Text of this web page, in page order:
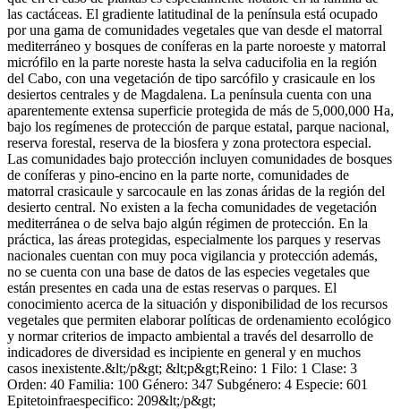
las cactáceas. El gradiente latitudinal de la península está ocupado
por una gama de comunidades vegetales que van desde el matorral
mediterráneo y bosques de coníferas en la parte noroeste y matorral
micrófilo en la parte noreste hasta la selva caducifolia en la región
del Cabo, con una vegetación de tipo sarcófilo y crasicaule en los
desiertos centrales y de Magdalena. La península cuenta con una
aparentemente extensa superficie protegida de más de 5,000,000 Ha,
bajo los regímenes de protección de parque estatal, parque nacional,
reserva forestal, reserva de la biosfera y zona protectora especial.
Las comunidades bajo protección incluyen comunidades de bosques
de coníferas y pino-encino en la parte norte, comunidades de
matorral crasicaule y sarcocaule en las zonas áridas de la región del
desierto central. No existen a la fecha comunidades de vegetación
mediterránea o de selva bajo algún régimen de protección. En la
práctica, las áreas protegidas, especialmente los parques y reservas
nacionales cuentan con muy poca vigilancia y protección además,
no se cuenta con una base de datos de las especies vegetales que
están presentes en cada una de estas reservas o parques. El
conocimiento acerca de la situación y disponibilidad de los recursos
vegetales que permiten elaborar políticas de ordenamiento ecológico
y normar criterios de impacto ambiental a través del desarrollo de
indicadores de diversidad es incipiente en general y en muchos
casos inexistente.&lt;/p&gt; &lt;p&gt;Reino: 1 Filo: 1 Clase: 3
Orden: 40 Familia: 100 Género: 347 Subgénero: 4 Especie: 601
Epitetoinfraespecifico: 209&lt;/p&gt;